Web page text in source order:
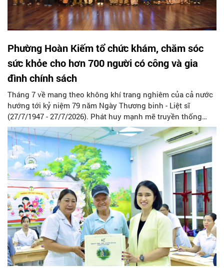
Phường Hoàn Kiếm tổ chức khám, chăm sóc
sức khỏe cho hơn 700 người có công và gia
đình chính sách
Tháng 7 về mang theo không khí trang nghiêm của cả nước
hướng tới kỷ niệm 79 năm Ngày Thương binh - Liệt sĩ
(27/7/1947 - 27/7/2026). Phát huy mạnh mẽ truyền thống
đạo lý "Uống nước nhớ nguồn" và tinh thần "Đền ơn đáp
nghĩa", ngày 09/7, UBND phường Hoàn Kiếm đã chủ trì, phối
hợp cùng các đơn vị y tế tuyến đầu tổ chức chương trình
khám bệnh, tư vấn sức khỏe và tặng quà tri ân quy mô lớn
dành cho các thương bệnh binh, thân nhân liệt sĩ và người
có công với cách mạng trên địa bàn.